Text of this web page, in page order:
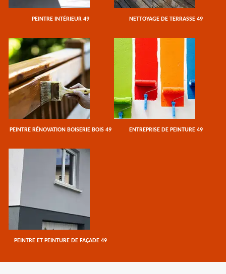
PEINTRE INTÉRIEUR 49 NETTOYAGE DE TERRASSE 49
PEINTRE RÉNOVATION BOISERIE BOIS 49 ENTREPRISE DE PEINTURE 49
PEINTRE ET PEINTURE DE FAÇADE 49